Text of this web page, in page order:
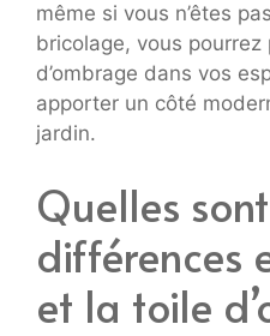
même si vous n’êtes
bricolage, vous pourrez
d’ombrage dans vos
apporter un côté
jardin.
Quelles
différences
et la toile